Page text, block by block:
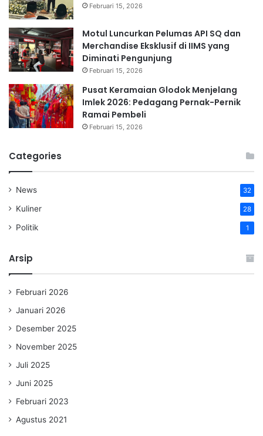
Februari 15, 2026
Motul Luncurkan Pelumas API SQ dan
Merchandise Eksklusif di IIMS yang
Diminati Pengunjung
Februari 15, 2026
Pusat Keramaian Glodok Menjelang
Imlek 2026: Pedagang Pernak-Pernik
Ramai Pembeli
Februari 15, 2026
Categories
News 32
Kuliner 28
Politik 1
Arsip
Februari 2026
Januari 2026
Desember 2025
November 2025
Juli 2025
Juni 2025
Februari 2023
Agustus 2021